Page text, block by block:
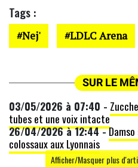
Tags :
Nej' LDLC Arena
SUR LE
03/05/2026 à 07:40 -
tubes et une voix intacte
26/04/2026 à 12:44 -
colossaux aux Lyonnais
Afficher/Masquer plus